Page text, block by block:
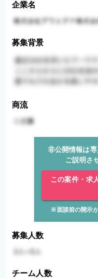
企業名
募集背景
商流
非公開情報は
ご説明さ
この案件・求
※面談前の開示
募集人数
チーム人数